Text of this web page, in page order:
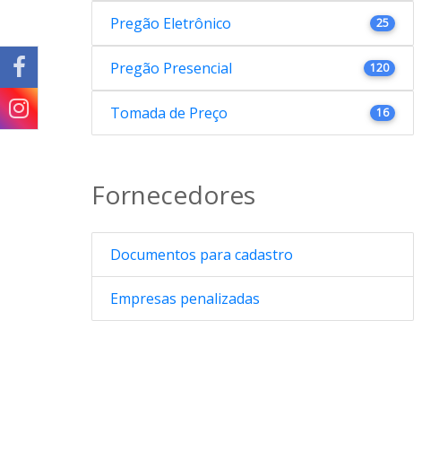
Pregão Eletrônico 25
Pregão Presencial 120
Tomada de Preço 16
Fornecedores
Documentos para cadastro
Empresas penalizadas